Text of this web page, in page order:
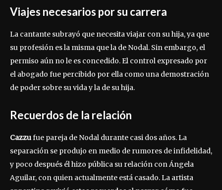
Viajes necesarios por su carrera
La cantante subrayó que necesita viajar con su hija, ya que
su profesión es la misma que la de Nodal. Sin embargo, el
permiso aún no le es concedido. El control expresado por
el abogado fue percibido por ella como una demostración
de poder sobre su vida y la de su hija.
Recuerdos de la relación
Cazzufue pareja de Nodal durante casi dos años. La
separación se produjo en medio de rumores de infidelidad,
y poco después él hizo pública su relación con Ángela
Aguilar, con quien actualmente está casado. La artista